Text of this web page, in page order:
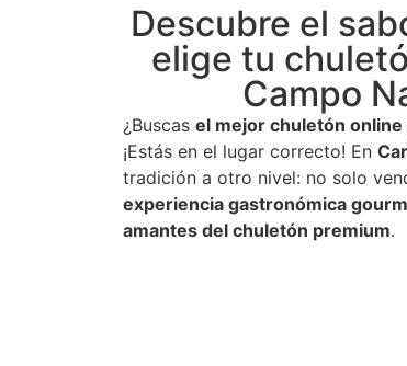
Descubre el
elige tu
Campo
¿Buscas el mejor chuletón online
¡Estás en el lugar correcto! En
tradición a otro nivel: no solo
experiencia gastronómica
amantes del chuletón premium.